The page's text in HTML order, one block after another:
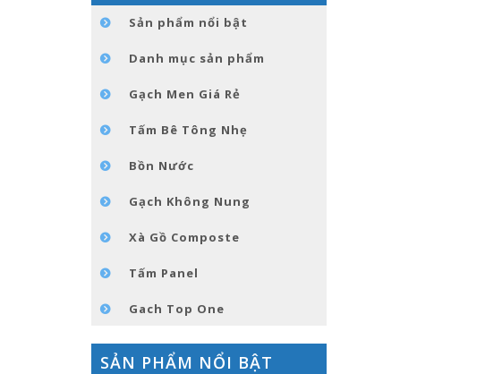
Sản phẩm nổi bật
Danh mục sản phẩm
Gạch Men Giá Rẻ
Tấm Bê Tông Nhẹ
Bồn Nước
Gạch Không Nung
Xà Gồ Composte
Tấm Panel
Gach Top One
SẢN PHẨM NỔI BẬT